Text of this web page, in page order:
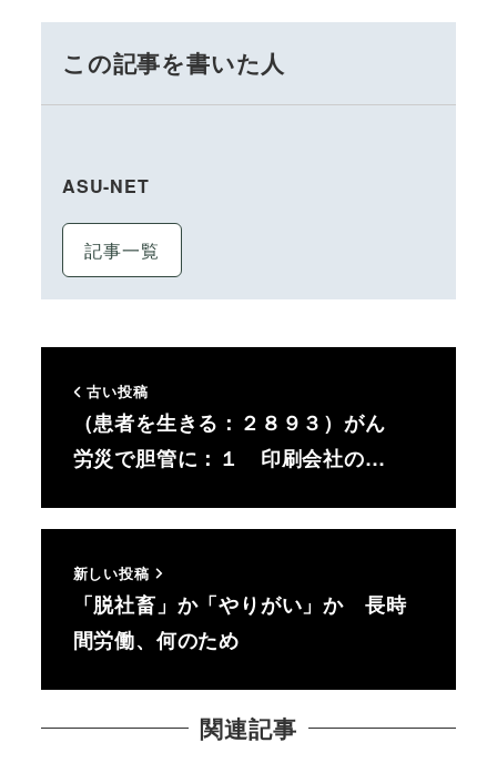
この記事を書いた人
ASU-NET
記事一覧
古い投稿
（患者を生きる：２８９３）がん
労災で胆管に：１ 印刷会社の…
新しい投稿
「脱社畜」か「やりがい」か 長時
間労働、何のため
関連記事